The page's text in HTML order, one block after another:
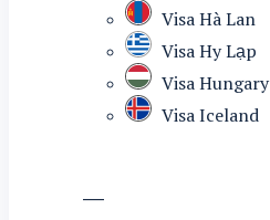
Visa Hà Lan
Visa Hy Lạp
Visa Hungary
Visa Iceland
—